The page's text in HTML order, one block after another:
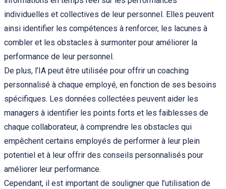
individuelles et collectives de leur personnel. Elles peuvent
ainsi identifier les compétences à renforcer, les lacunes à
combler et les obstacles à surmonter pour améliorer la
performance de leur personnel.
De plus, l’IA peut être utilisée pour offrir un coaching
personnalisé à chaque employé, en fonction de ses besoins
spécifiques. Les données collectées peuvent aider les
managers à identifier les points forts et les faiblesses de
chaque collaborateur, à comprendre les obstacles qui
empêchent certains employés de performer à leur plein
potentiel et à leur offrir des conseils personnalisés pour
améliorer leur performance.
Cependant, il est important de souligner que l’utilisation de